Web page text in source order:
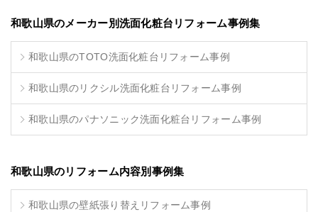
和歌山県のメーカー別洗面化粧台リフォーム事例集
和歌山県のTOTO洗面化粧台リフォーム事例
和歌山県のリクシル洗面化粧台リフォーム事例
和歌山県のパナソニック洗面化粧台リフォーム事例
和歌山県のリフォーム内容別事例集
和歌山県の壁紙張り替えリフォーム事例